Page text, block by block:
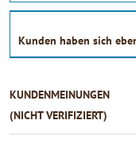
Kunden haben sich
KUNDENMEINUNGEN
(NICHT VERIFIZIERT)